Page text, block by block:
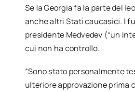
Se la Georgia fa la parte del
anche altri Stati caucasici. I
presidente Medvedev (“un
cui non ha controllo.
“Sono stato personalmente
ulteriore approvazione prima